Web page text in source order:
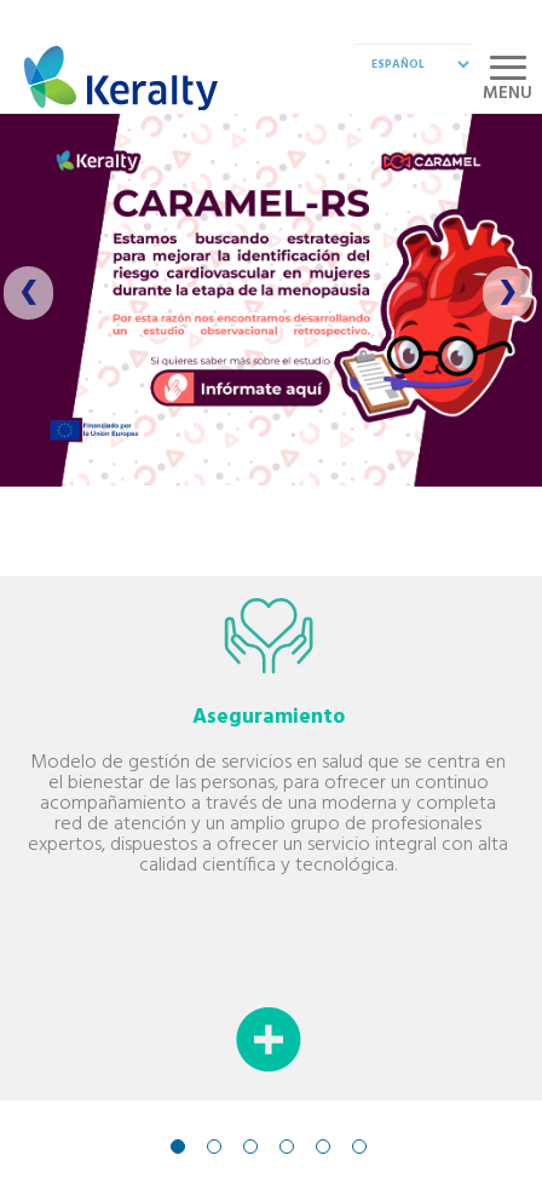
MENU
❮ ❯
Aseguramiento
Modelo de gestión de servicios en salud que se centra en
el bienestar de las personas, para ofrecer un continuo
acompañamiento a través de una moderna y completa
red de atención y un amplio grupo de profesionales
expertos, dispuestos a ofrecer un servicio integral con alta
calidad científica y tecnológica.